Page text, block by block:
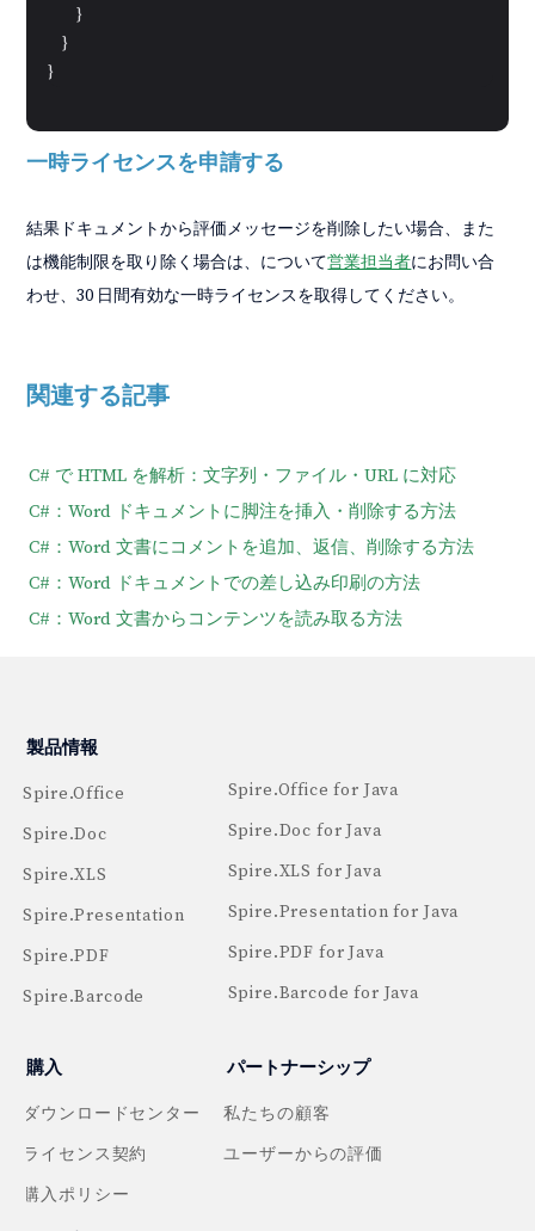
        }
    }
}
一時ライセンスを申請する
結果ドキュメントから評価メッセージを削除したい場合、また
は機能制限を取り除く場合は、について営業担当者にお問い合
わせ、30 日間有効な一時ライセンスを取得してください。
関連する記事
C# で HTML を解析：文字列・ファイル・URL に対応
C#：Word ドキュメントに脚注を挿入・削除する方法
C#：Word 文書にコメントを追加、返信、削除する方法
C#：Word ドキュメントでの差し込み印刷の方法
C#：Word 文書からコンテンツを読み取る方法
製品情報
Spire.Office
Spire.Doc
Spire.XLS
Spire.Presentation
Spire.PDF
Spire.Barcode
Spire.Office for Java
Spire.Doc for Java
Spire.XLS for Java
Spire.Presentation for Java
Spire.PDF for Java
Spire.Barcode for Java
購入
ダウンロードセンター
ライセンス契約
購入ポリシー
パートナーシップ
私たちの顧客
ユーザーからの評価